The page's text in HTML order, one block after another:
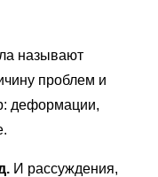
называют
проблем и
деформации,
И рассуждения,